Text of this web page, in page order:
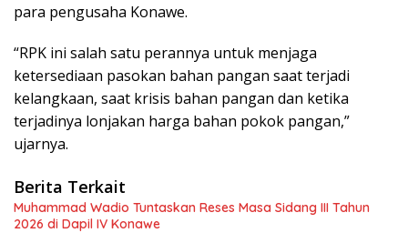
para pengusaha Konawe.
“RPK ini salah satu perannya untuk menjaga
ketersediaan pasokan bahan pangan saat terjadi
kelangkaan, saat krisis bahan pangan dan ketika
terjadinya lonjakan harga bahan pokok pangan,”
ujarnya.
Berita Terkait
Muhammad Wadio Tuntaskan Reses Masa Sidang III Tahun
2026 di Dapil IV Konawe